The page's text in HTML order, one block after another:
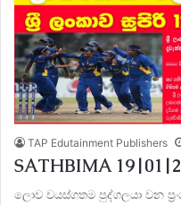
TAP Edutainment Publishers
SATHBIMA
ලොව වයස්ගතම පුද්ගලයා වන